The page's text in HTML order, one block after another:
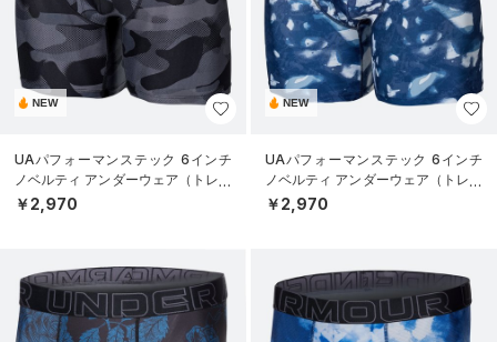
NEW
UAパフォーマンステック 6インチ
ノベルティ アンダーウェア（トレー
ニング/MEN）
￥2,970
NEW
UAパフォーマンステック 6インチ
ノベルティ アンダーウェア（トレー
ニング/MEN）
￥2,970